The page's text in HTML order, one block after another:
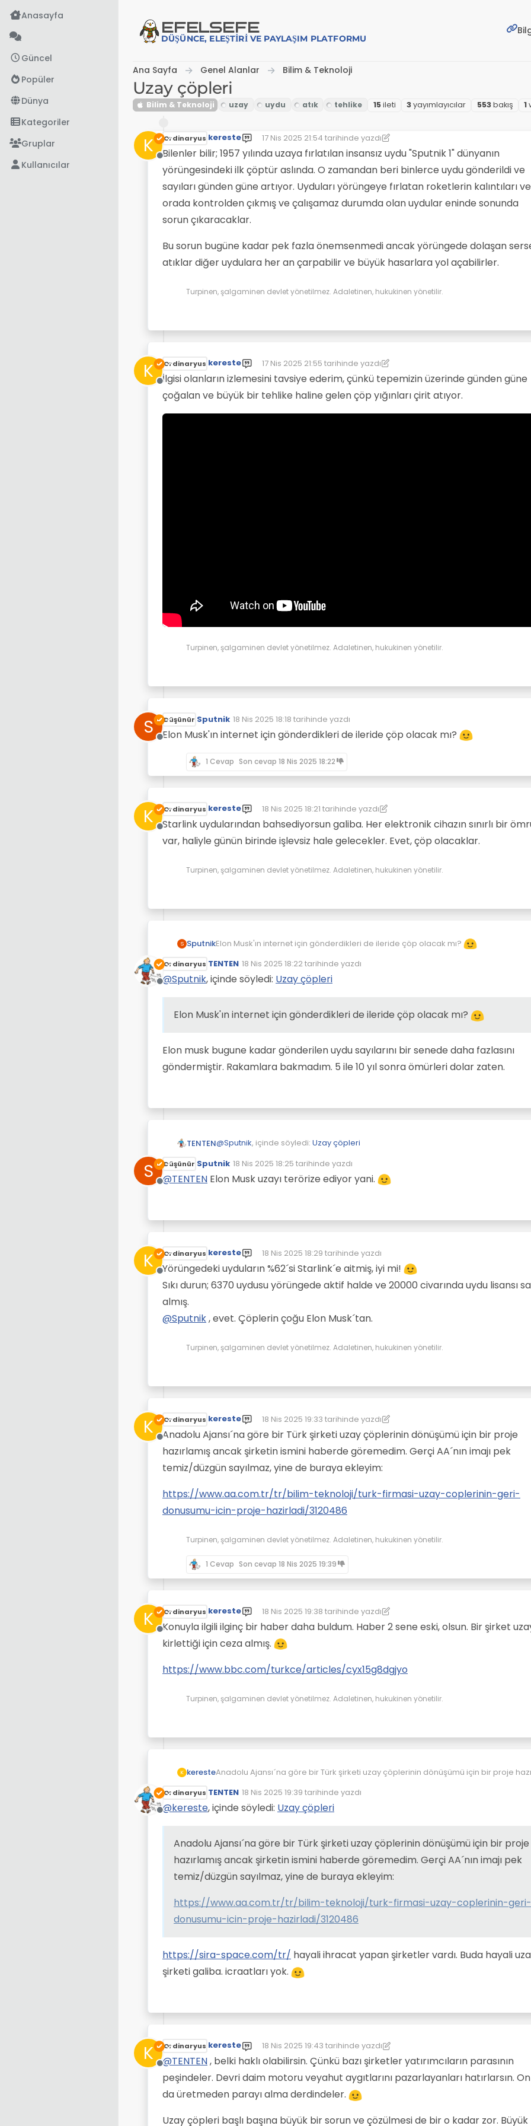
İçeriğe atla
Anasayfa
Güncel
Popüler
Dünya
Kategoriler
Gruplar
Kullanıcılar
EFELSEFE
DÜŞÜNCE, ELEŞTIRI VE PAYLAŞIM PLATFORMU
Ana Sayfa Genel Alanlar Bilim & Teknoloji
Uzay çöpleri
Bilim & Teknoloji 15 i̇leti 3yayımlayıcılar 553bakış 1
K
Çevrimdışı
Ordinaryus kereste 17 Nis 2025 21:54 tarihinde yazdı
Son düzenleyen: kereste
Bilenler bilir; 1957 yılında uzaya fırlatılan insansız uydu "Sputnik 1" dünyanın
yörüngesindeki ilk çöptür aslında. O zamandan beri binlerce uydu gönderildi ve
sayıları günden güne artıyor. Uyduları yörüngeye fırlatan roketlerin kalıntıları ve
orada kontrolden çıkmış ve çalışamaz durumda olan uydular eninde sonunda
sorun çıkaracaklar.
Bu sorun bugüne kadar pek fazla önemsenmedi ancak yörüngede dolaşan
atıklar diğer uydulara her an çarpabilir ve büyük hasarlara yol açabilirler.
Turpinen, şalgaminen devlet yönetilmez. Adaletinen, hukukinen yönetilir.
K
Çevrimdışı
Ordinaryus kereste 17 Nis 2025 21:55 tarihinde yazdı
Son düzenleyen: kereste
İlgisi olanların izlemesini tavsiye ederim, çünkü tepemizin üzerinde günden güne
çoğalan ve büyük bir tehlike haline gelen çöp yığınları çirit atıyor.
Turpinen, şalgaminen devlet yönetilmez. Adaletinen, hukukinen yönetilir.
S
Çevrimdışı
Düşünür Sputnik 18 Nis 2025 18:18 tarihinde yazdı
Son düzenleyen:
Elon Musk'ın internet için gönderdikleri de ileride çöp olacak mı?
1 Cevap Son cevap 18 Nis 2025 18:22
K
Çevrimdışı
Ordinaryus kereste 18 Nis 2025 18:21 tarihinde yazdı
Son düzenleyen: kereste
Starlink uydularından bahsediyorsun galiba. Her elektronik cihazın sınırlı bir
var, haliyle günün birinde işlevsiz hale gelecekler. Evet, çöp olacaklar.
Turpinen, şalgaminen devlet yönetilmez. Adaletinen, hukukinen yönetilir.
S SputnikElon Musk'ın internet için gönderdikleri de ileride çöp olacak mı?
Çevrimdışı
Ordinaryus TENTEN 18 Nis 2025 18:22tarihinde yazdı
Son düzenleyen:
@Sputnik, içinde söyledi: Uzay çöpleri
Elon Musk'ın internet için gönderdikleri de ileride çöp olacak mı?
Elon musk bugune kadar gönderilen uydu sayılarını bir senede daha fazlasını
göndermiştir. Rakamlara bakmadım. 5 ile 10 yıl sonra ömürleri dolar zaten.
TENTEN@Sputnik, içinde söyledi: Uzay çöpleri
Elon Musk'ın internet için gönderdikleri de ileride çöp olacak mı?
göndermiştir. Rakamlara bakmadım. 5 ile 10 yıl sonra ömürleri dolar zaten.
S
Çevrimdışı
Düşünür Sputnik 18 Nis 2025 18:25 tarihinde yazdı
Son düzenleyen:
@TENTEN Elon Musk uzayı terörize ediyor yani.
K
Çevrimdışı
Ordinaryus kereste 18 Nis 2025 18:29 tarihinde yazdı
Son düzenleyen:
Yörüngedeki uyduların %62´si Starlink´e aitmiş, iyi mi!
Sıkı durun; 6370 uydusu yörüngede aktif halde ve 20000 civarında uydu lisansı
almış.
@Sputnik, evet. Çöplerin çoğu Elon Musk´tan.
Turpinen, şalgaminen devlet yönetilmez. Adaletinen, hukukinen yönetilir.
K
Çevrimdışı
Ordinaryus kereste 18 Nis 2025 19:33 tarihinde yazdı
Son düzenleyen: kereste
Anadolu Ajansı´na göre bir Türk şirketi uzay çöplerinin dönüşümü için bir proje
hazırlamış ancak şirketin ismini haberde göremedim. Gerçi AA´nın imajı pek
temiz/düzgün sayılmaz, yine de buraya ekleyim:
https://www.aa.com.tr/tr/bilim-teknoloji/turk-firmasi-uzay-coplerinin-geri-
donusumu-icin-proje-hazirladi/3120486
Turpinen, şalgaminen devlet yönetilmez. Adaletinen, hukukinen yönetilir.
1 Cevap Son cevap 18 Nis 2025 19:39
K
Çevrimdışı
Ordinaryus kereste 18 Nis 2025 19:38 tarihinde yazdı
Son düzenleyen: kereste
Konuyla ilgili ilginç bir haber daha buldum. Haber 2 sene eski, olsun. Bir şirket
kirlettiği için ceza almış.
https://www.bbc.com/turkce/articles/cyx15g8dgjyo
Turpinen, şalgaminen devlet yönetilmez. Adaletinen, hukukinen yönetilir.
K keresteAnadolu Ajansı´na göre bir Türk şirketi uzay çöplerinin dönüşümü için bir proje
sayılmaz, yine de buraya ekleyim:
https://www.aa.com.tr/tr/bilim-teknoloji/turk-firmasi-uzay-coplerinin-geri-
icin-proje-hazirladi/3120486
Çevrimdışı
Ordinaryus TENTEN 18 Nis 2025 19:39 tarihinde yazdı
Son düzenleyen:
@kereste, içinde söyledi: Uzay çöpleri
Anadolu Ajansı´na göre bir Türk şirketi uzay çöplerinin dönüşümü için bir proje
hazırlamış ancak şirketin ismini haberde göremedim. Gerçi AA´nın imajı pek
temiz/düzgün sayılmaz, yine de buraya ekleyim:
https://www.aa.com.tr/tr/bilim-teknoloji/turk-firmasi-uzay-coplerinin-geri-
donusumu-icin-proje-hazirladi/3120486
https://sira-space.com/tr/ hayali ihracat yapan şirketler vardı. Buda hayali
şirketi galiba. icraatları yok.
K
Çevrimdışı
Ordinaryus kereste 18 Nis 2025 19:43 tarihinde yazdı
Son düzenleyen: kereste
@TENTEN, belki haklı olabilirsin. Çünkü bazı şirketler yatırımcıların parasının
peşindeler. Devri daim motoru veyahut aygıtlarını pazarlayanları hatırlarsın.
da üretmeden parayı alma derdindeler.
Uzay çöpleri başlı başına büyük bir sorun ve çözülmesi de bir o kadar zor. Büyük